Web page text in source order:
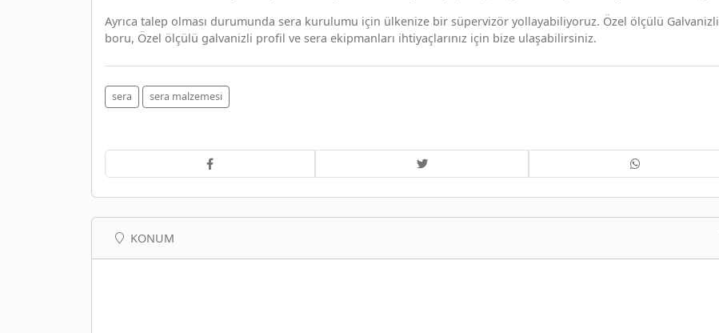
Ayrıca talep olması durumunda sera kurulumu için ülkenize bir süpervizör yollayabiliyoruz. Özel ölçülü Galvanizli
boru, Özel ölçülü galvanizli profil ve sera ekipmanları ihtiyaçlarınız için bize ulaşabilirsiniz.
sera sera malzemesi
KONUM